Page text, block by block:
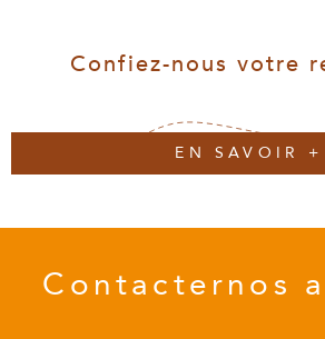
Confiez-nous votre
EN SAVOIR +
Contacternos